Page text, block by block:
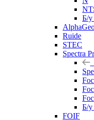
Б/у
Ruide
STEC
Spectra
Б/у
FOIF